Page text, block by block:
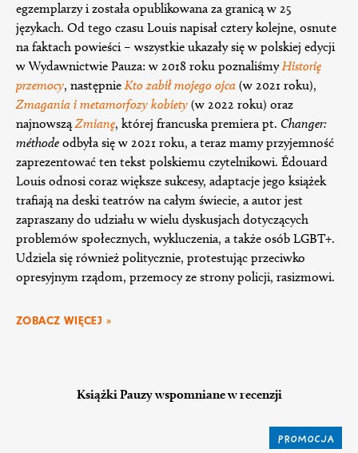
egzemplarzy i została opublikowana za granicą w 25
językach. Od tego czasu Louis napisał cztery kolejne, osnute
na faktach powieści – wszystkie ukazały się w polskiej edycji
w Wydawnictwie Pauza: w 2018 roku poznaliśmyHistorię
przemocy, następnie Kto zabił mojego ojca (w 2021 roku),
Zmagania i metamorfozy kobiety (w 2022 roku) oraz
najnowsząZmianę, której francuska premiera pt. Changer:
méthode odbyła się w 2021 roku, a teraz mamy przyjemność
zaprezentować ten tekst polskiemu czytelnikowi. Édouard
Louis odnosi coraz większe sukcesy, adaptacje jego książek
trafiają na deski teatrów na całym świecie, a autor jest
zapraszany do udziału w wielu dyskusjach dotyczących
problemów społecznych, wykluczenia, a także osób LGBT+.
Udziela się również politycznie, protestując przeciwko
opresyjnym rządom, przemocy ze strony policji, rasizmowi.
ZOBACZ WIĘCEJ »
Książki Pauzy wspomniane w recenzji
PROMOCJA